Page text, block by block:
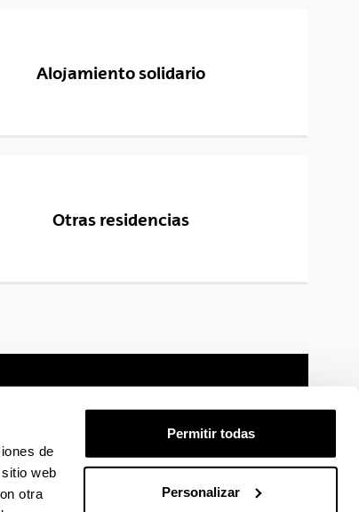
de
web
otra
Permitir todas
Personalizar
Alojamiento solidario
Otras residencias
legal Mapa Ayuda Contacto